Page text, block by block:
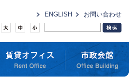
ENGLISH お問い合わせ